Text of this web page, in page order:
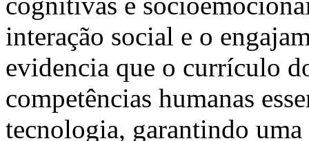
interação social e o
evidencia que o currículo
competências humanas
tecnologia, garantindo